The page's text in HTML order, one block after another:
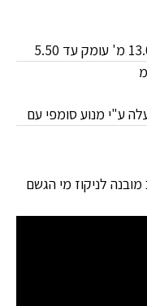
מידות מקסימום אורך עד 13.00 מ' עומק עד 5.50
ע"י מנוע סומפי עם
לניקוז מי הגשם